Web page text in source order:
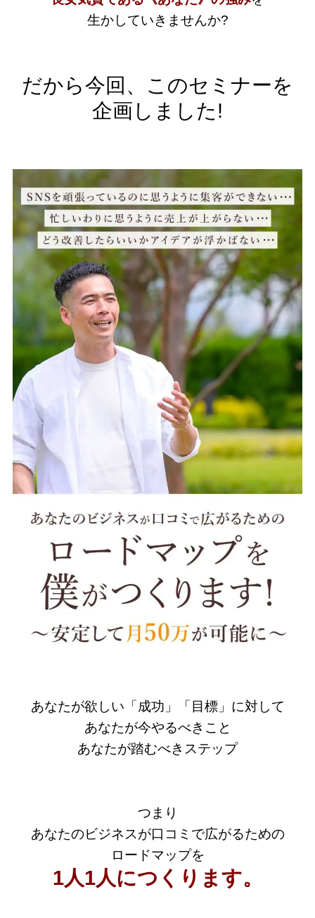
生かしていきませんか?
だから今回、このセミナーを
企画しました!
あなたが欲しい「成功」「目標」に対して
あなたが今やるべきこと
あなたが踏むべきステップ
つまり
あなたのビジネスが口コミで広がるための
ロードマップを
1人1人につくります。